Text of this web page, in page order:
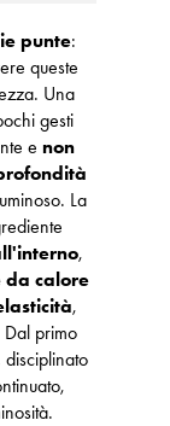
punte:
queste
Una
gesti
e non
La
,
da calore
,
Dal primo
disciplinato